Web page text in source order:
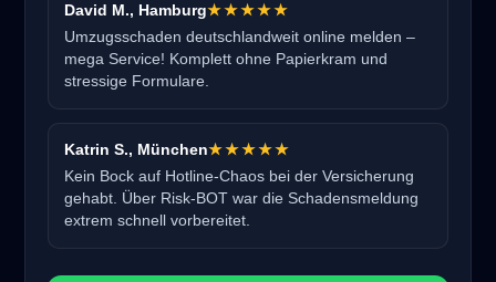
David M., Hamburg★★★★★
Umzugsschaden deutschlandweit online melden –
mega Service! Komplett ohne Papierkram und
stressige Formulare.
Katrin S., München★★★★★
Kein Bock auf Hotline-Chaos bei der Versicherung
gehabt. Über Risk-BOT war die Schadensmeldung
extrem schnell vorbereitet.